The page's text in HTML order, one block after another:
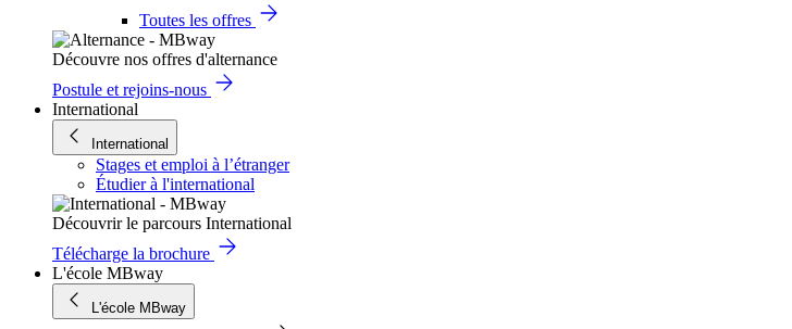
Toutes les offres
Découvre nos offres d'alternance
Postule et rejoins-nous
International
International
Stages et emploi à l’étranger
Étudier à l'international
Découvrir le parcours International
Télécharge la brochure
L'école MBway
L'école MBway